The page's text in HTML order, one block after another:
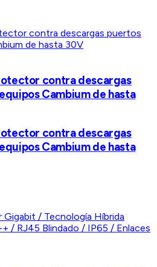
contra descargas
Cambium de hasta
contra descargas
Cambium de hasta